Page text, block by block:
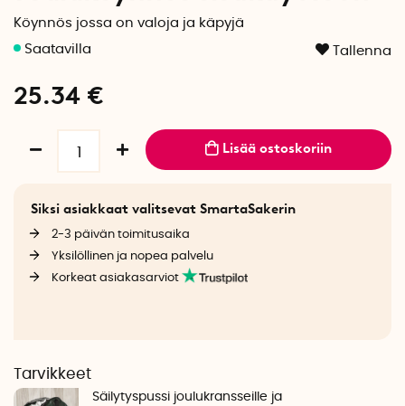
Köynnös jossa on valoja ja käpyjä
Tallenna
25.34 €
Lisää ostoskoriin
Siksi asiakkaat valitsevat SmartaSakerin
2-3 päivän toimitusaika
Yksilöllinen ja nopea palvelu
Korkeat asiakasarviot
Tarvikkeet
Säilytyspussi joulukransseille ja